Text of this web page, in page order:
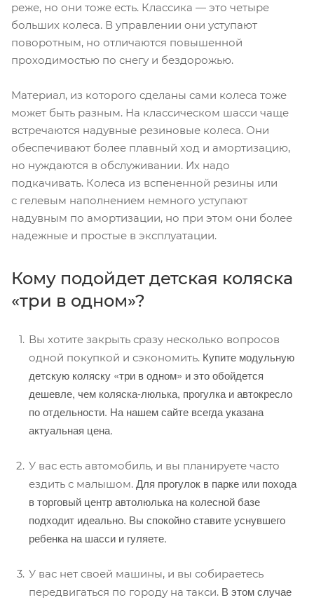
реже, но они тоже есть. Классика — это четыре
больших колеса. В управлении они уступают
поворотным, но отличаются повышенной
проходимостью по снегу и бездорожью.
Материал, из которого сделаны сами колеса тоже
может быть разным. На классическом шасси чаще
встречаются надувные резиновые колеса. Они
обеспечивают более плавный ход и амортизацию,
но нуждаются в обслуживании. Их надо
подкачивать. Колеса из вспененной резины или
с гелевым наполнением немного уступают
надувным по амортизации, но при этом они более
надежные и простые в эксплуатации.
Кому подойдет детская коляска
«три в одном»?
Вы хотите закрыть сразу несколько вопросов
одной покупкой и сэкономить. Купите модульную
детскую коляску «три в одном» и это обойдется
дешевле, чем коляска-люлька, прогулка и автокресло
по отдельности. На нашем сайте всегда указана
актуальная цена.
У вас есть автомобиль, и вы планируете часто
ездить с малышом. Для прогулок в парке или похода
в торговый центр автолюлька на колесной базе
подходит идеально. Вы спокойно ставите уснувшего
ребенка на шасси и гуляете.
У вас нет своей машины, и вы собираетесь
передвигаться по городу на такси. В этом случае